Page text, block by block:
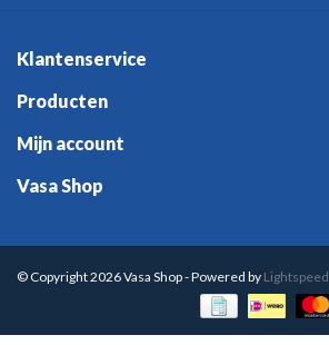
Klantenservice
Producten
Mijn account
Vasa Shop
© Copyright 2026 Vasa Shop - Powered by Lightspeed